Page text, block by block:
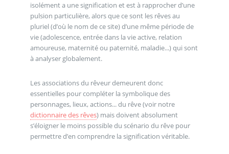
isolément a une signification et est à rapprocher d’une
pulsion particulière, alors que ce sont les rêves au
pluriel (d’où le nom de ce site) d’une même période de
vie (adolescence, entrée dans la vie active, relation
amoureuse, maternité ou paternité, maladie...) qui sont
à analyser globalement.
Les associations du rêveur demeurent donc
essentielles pour compléter la symbolique des
personnages, lieux, actions... du rêve (voir notre
dictionnaire des rêves) mais doivent absolument
s’éloigner le moins possible du scénario du rêve pour
permettre d’en comprendre la signification véritable.